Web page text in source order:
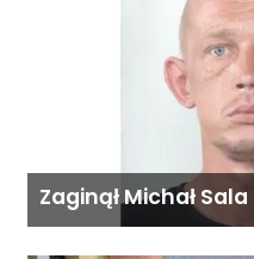
Zaginął Michał Sala